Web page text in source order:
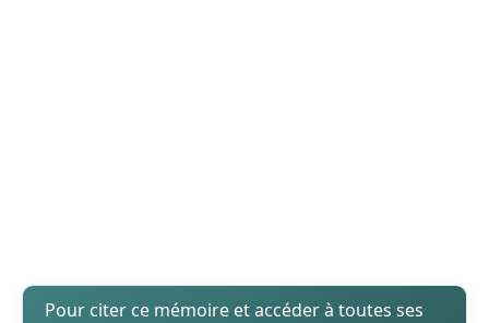
Pour citer ce mémoire et accéder à toutes ses